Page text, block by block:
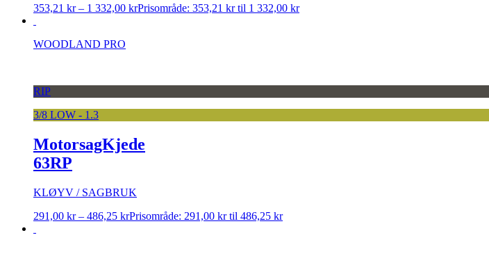
353,21 kr – 1 332,00 krPrisområde: 353,21 kr til 1 332,00 kr
WOODLAND PRO
RIP
3/8 LOW - 1.3
MotorsagKjede
63RP
KLØYV / SAGBRUK
291,00 kr – 486,25 krPrisområde: 291,00 kr til 486,25 kr